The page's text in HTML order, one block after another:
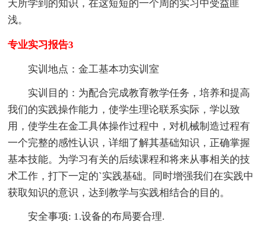
天所学到的知识，在这短短的一个周的实习中受益匪
浅。
专业实习报告3
实训地点：金工基本功实训室
实训目的：为配合完成教育教学任务，培养和提高
我们的实践操作能力，使学生理论联系实际，学以致
用，使学生在金工具体操作过程中，对机械制造过程有
一个完整的感性认识，详细了解其基础知识，正确掌握
基本技能。为学习有关的后续课程和将来从事相关的技
术工作，打下一定的`实践基础。同时增强我们在实践中
获取知识的意识，达到教学与实践相结合的目的。
安全事项: 1.设备的布局要合理.